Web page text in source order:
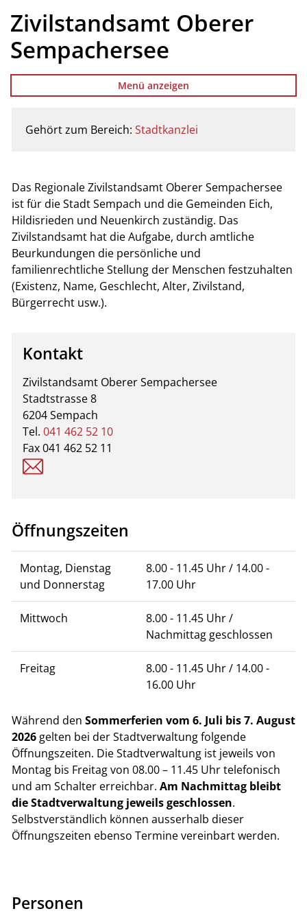
Zivilstandsamt Oberer
Sempachersee
Menü anzeigen
Gehört zum Bereich: Stadtkanzlei
Das Regionale Zivilstandsamt Oberer Sempachersee
ist für die Stadt Sempach und die Gemeinden Eich,
Hildisrieden und Neuenkirch zuständig. Das
Zivilstandsamt hat die Aufgabe, durch amtliche
Beurkundungen die persönliche und
familienrechtliche Stellung der Menschen festzuhalten
(Existenz, Name, Geschlecht, Alter, Zivilstand,
Bürgerrecht usw.).
Kontakt
Zivilstandsamt Oberer Sempachersee
Stadtstrasse 8
6204 Sempach
Tel. 041 462 52 10
Fax 041 462 52 11
zivilstandsamt@sempach.ch
Öffnungszeiten
Montag, Dienstag
und Donnerstag
8.00 - 11.45 Uhr / 14.00 -
17.00 Uhr
Mittwoch
8.00 - 11.45 Uhr /
Nachmittag geschlossen
Freitag
8.00 - 11.45 Uhr / 14.00 -
16.00 Uhr
Während den Sommerferien vom 6. Juli bis 7. August
2026 gelten bei der Stadtverwaltung folgende
Öffnungszeiten. Die Stadtverwaltung ist jeweils von
Montag bis Freitag von 08.00 – 11.45 Uhr telefonisch
und am Schalter erreichbar. Am Nachmittag bleibt
die Stadtverwaltung jeweils geschlossen.
Selbstverständlich können ausserhalb dieser
Öffnungszeiten ebenso Termine vereinbart werden.
Personen
Zugehörige Objekte